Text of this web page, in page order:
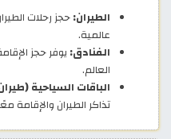
الطيران:
عالمية.
الفنادق:
العالم.
الباقات السياحية
تذاكر الطيران والإقامة